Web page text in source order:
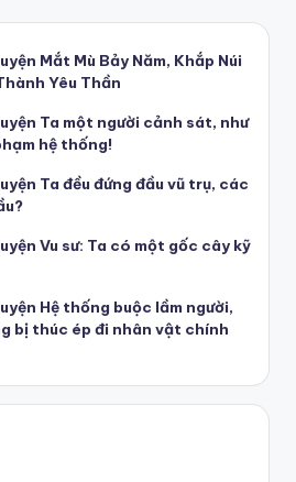
Mắt Mù Bảy Năm, Khắp Núi
Yêu Thần
Ta một người cảnh sát, như
hệ thống!
Ta đều đứng đầu vũ trụ, các
Vu sư: Ta có một gốc cây kỹ
Hệ thống buộc lầm người,
bị thúc ép đi nhân vật chính